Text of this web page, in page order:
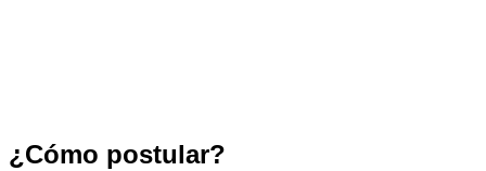
¿Cómo postular?